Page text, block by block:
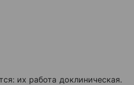
их работа доклиническая.